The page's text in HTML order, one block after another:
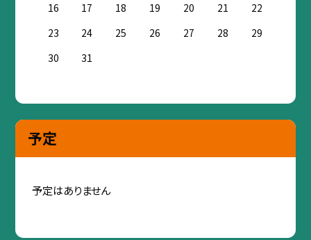
16
17 18 19 20 21
22
23
24 25 26 27 28
29
30
31
予定
予定はありません